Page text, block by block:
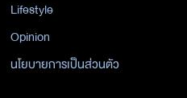
Lifestyle
Opinion
นโยบายการเป็นส่วนตัว